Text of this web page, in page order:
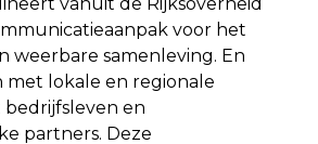
voor het
weerbare samenleving. En
met lokale en regionale
en
partners. Deze